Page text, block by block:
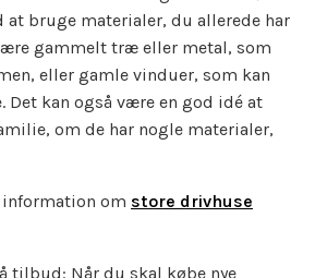
at bruge materialer, du allerede har
gammelt træ eller metal, som
eller gamle vinduer, som kan
Det kan også være en god idé at
om de har nogle materialer,
om store drivhuse
tilbud: Når du skal købe nye